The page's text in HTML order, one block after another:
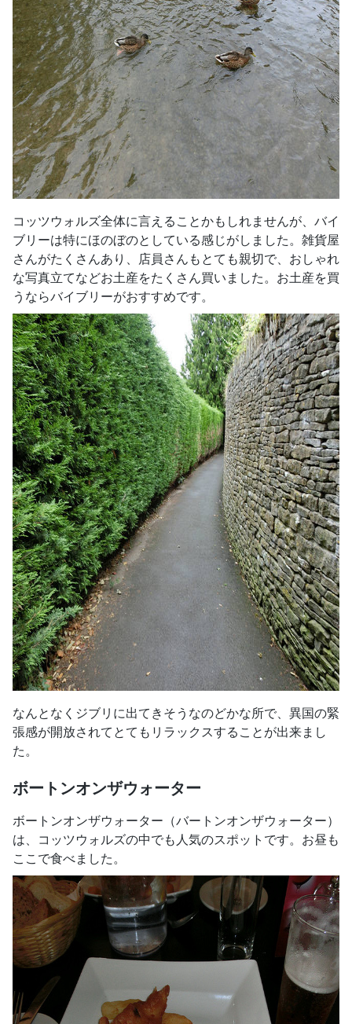
コッツウォルズ全体に言えることかもしれませんが、バイ
ブリーは特にほのぼのとしている感じがしました。雑貨屋
さんがたくさんあり、店員さんもとても親切で、おしゃれ
な写真立てなどお土産をたくさん買いました。お土産を買
うならバイブリーがおすすめです。
なんとなくジブリに出てきそうなのどかな所で、異国の緊
張感が開放されてとてもリラックスすることが出来まし
た。
ボートンオンザウォーター
ボートンオンザウォーター（バートンオンザウォーター）
は、コッツウォルズの中でも人気のスポットです。お昼も
ここで食べました。